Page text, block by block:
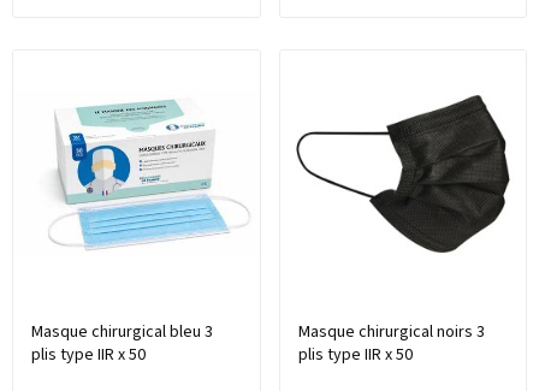
Masque chirurgical bleu 3
plis type IIR x 50
Masque chirurgical noirs 3
plis type IIR x 50